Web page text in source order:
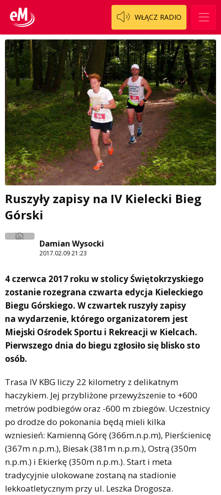
WŁĄCZ RADIO
Ruszyły zapisy na IV Kielecki Bieg
Górski
Damian Wysocki
2017.02.09 21:23
4 czerwca 2017 roku w stolicy Świętokrzyskiego
zostanie rozegrana czwarta edycja Kieleckiego
Biegu Górskiego. W czwartek ruszyły zapisy
na wydarzenie, którego organizatorem jest
Miejski Ośrodek Sportu i Rekreacji w Kielcach.
Pierwszego dnia do biegu zgłosiło się blisko sto
osób.
Trasa IV KBG liczy 22 kilometry z delikatnym
haczykiem. Jej przybliżone przewyższenie to +600
metrów podbiegów oraz -600 m zbiegów. Uczestnicy
po drodze do pokonania będą mieli kilka
wzniesień: Kamienną Górę (366m.n.p.m), Pierścienicę
(367m n.p.m.), Biesak (381m n.p.m.), Ostrą (350m
n.p.m.) i Ekierkę (350m n.p.m.). Start i meta
tradycyjnie ulokowane zostaną na stadionie
lekkoatletycznym przy ul. Leszka Drogosza.